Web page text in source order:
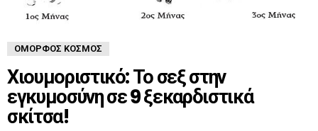
ΌΜΟΡΦΟΣ ΚΌΣΜΟΣ
Χιουμοριστικό: Το σεξ στην
εγκυμοσύνη σε 9 ξεκαρδιστικά
σκίτσα!